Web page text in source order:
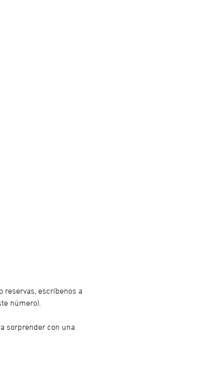
reservas, escríbenos a
número).
sorprender con una